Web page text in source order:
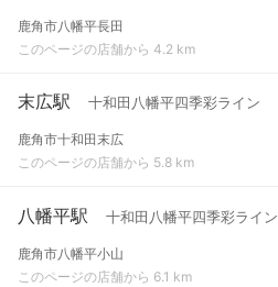
鹿角市八幡平長田
このページの店舗から 4.2 km
末広駅 十和田八幡平四季彩ライン
鹿角市十和田末広
このページの店舗から 5.8 km
八幡平駅 十和田八幡平四季彩ライン
鹿角市八幡平小山
このページの店舗から 6.1 km